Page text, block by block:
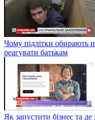
Чому підлітки обирають
реагувати батькам
Як запустити бізнес та